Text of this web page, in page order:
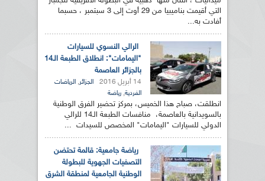
التي أقيمت بناميبيا من 29 أوت إلى 3 سبتمبر ، حسبما
أفادت به...
الرالي النسوي للسيارات
"اليمامات": انطلاق الطبعة الـ14
بالجزائر العاصمة
14 أبريل 2016 الجزائر, الرياضات
الفردية, رياضة
انطلقت، صباح هذا الخميس، بمركز تحضير الفرق الوطنية
بالسويدانية بالعاصمة، منافسات الطبعة الـ14 للرالي
الدولي للسيارات "اليمامات" المخصص للسيدات ...
رياضة جامعية: قالمة تحتضن
التصفيات الجهوية للبطولة
الوطنية الجامعية لمنطقة الشرق